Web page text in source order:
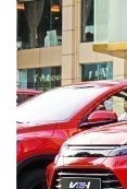
商
业
A
I
科
技